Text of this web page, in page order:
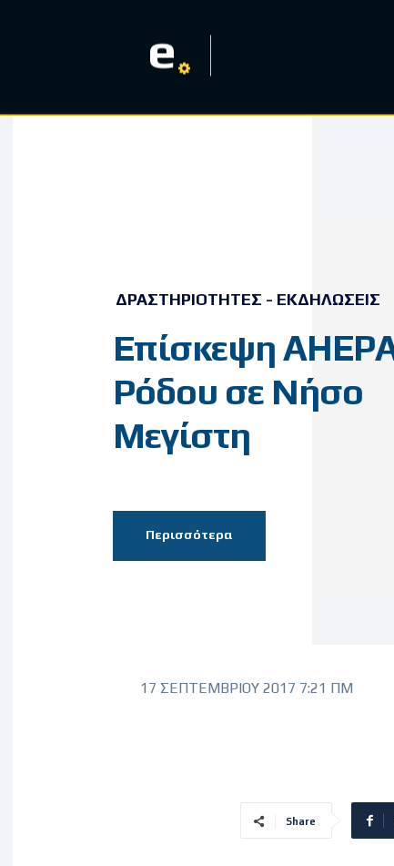
e
ΔΡΑΣΤΗΡΙΌΤΗΤΕΣ - ΕΚΔΗΛΏΣΕΙΣ
Επίσκεψη
Ρόδου σε Νήσο
Μεγίστη
Περισσότερα
17 ΣΕΠΤΕΜΒΡΊΟΥ 2017 7:21 ΠΜ
Share